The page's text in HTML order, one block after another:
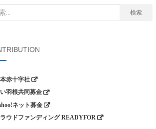
検索
赤十字社
羽根共同募金
ネット募金
ウドファンディング READYFOR